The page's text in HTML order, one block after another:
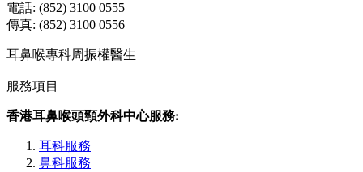
電話: (852) 3100 0555
傳真: (852) 3100 0556
耳鼻喉專科周振權醫生
服務項目
香港耳鼻喉頭頸外科中心服務:
耳科服務
鼻科服務